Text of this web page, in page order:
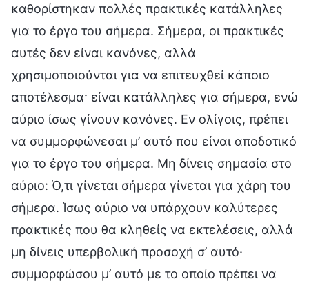
καθορίστηκαν πολλές πρακτικές κατάλληλες
για το έργο του σήμερα. Σήμερα, οι πρακτικές
αυτές δεν είναι κανόνες, αλλά
χρησιμοποιούνται για να επιτευχθεί κάποιο
αποτέλεσμα· είναι κατάλληλες για σήμερα, ενώ
αύριο ίσως γίνουν κανόνες. Εν ολίγοις, πρέπει
να συμμορφώνεσαι μ’ αυτό που είναι αποδοτικό
για το έργο του σήμερα. Μη δίνεις σημασία στο
αύριο: Ό,τι γίνεται σήμερα γίνεται για χάρη του
σήμερα. Ίσως αύριο να υπάρχουν καλύτερες
πρακτικές που θα κληθείς να εκτελέσεις, αλλά
μη δίνεις υπερβολική προσοχή σ’ αυτό·
συμμορφώσου μ’ αυτό με το οποίο πρέπει να